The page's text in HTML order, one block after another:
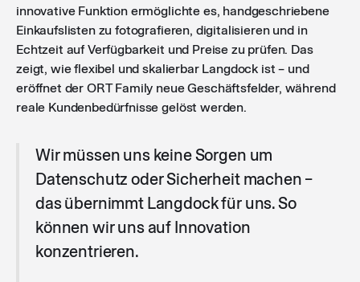
innovative Funktion ermöglichte es, handgeschriebene
Einkaufslisten zu fotografieren, digitalisieren und in
Echtzeit auf Verfügbarkeit und Preise zu prüfen. Das
zeigt, wie flexibel und skalierbar Langdock ist – und
eröffnet der ORT Family neue Geschäftsfelder, während
reale Kundenbedürfnisse gelöst werden.
Wir müssen uns keine Sorgen um
Datenschutz oder Sicherheit machen –
das übernimmt Langdock für uns. So
können wir uns auf Innovation
konzentrieren.